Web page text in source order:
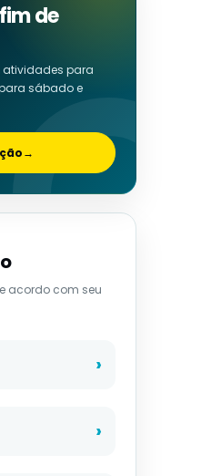
de
atividades para
sábado e
→
acordo com seu